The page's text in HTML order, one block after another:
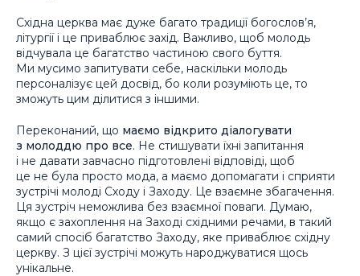
Східна церква має дуже багато традиції богослов’я,
літургії і це приваблює захід. Важливо, щоб молодь
відчувала це багатство частиною свого буття.
Ми мусимо запитувати себе, наскільки молодь
персоналізує цей досвід, бо коли розуміють це, то
зможуть цим ділитися з іншими.
Переконаний, що маємо відкрито діалогувати
з молоддю про все. Не стишувати їхні запитання
і не давати завчасно підготовлені відповіді, щоб
це не була просто мода, а маємо допомагати і сприяти
зустрічі молоді Сходу і Заходу. Це взаємне збагачення.
Ця зустріч неможлива без взаємної поваги. Думаю,
якщо є захоплення на Заході східними речами, в такий
самий спосіб багатство Заходу, яке приваблює східну
церкву. З цієї зустрічі можуть народжуватися щось
унікальне.